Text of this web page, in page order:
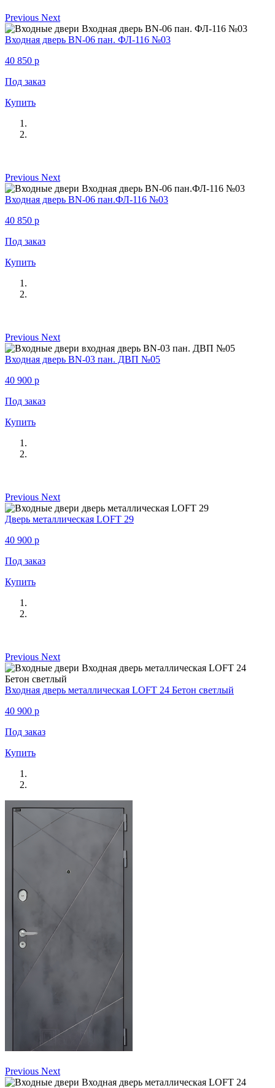
Previous Next
Входная дверь BN-06 пан. ФЛ-116 №03
40 850 p
Под заказ
Купить
Previous Next
Входная дверь BN-06 пан.ФЛ-116 №03
40 850 p
Под заказ
Купить
Previous Next
Входная дверь BN-03 пан. ДВП №05
40 900 p
Под заказ
Купить
Previous Next
Дверь металлическая LOFT 29
40 900 p
Под заказ
Купить
Previous Next
Входная дверь металлическая LOFT 24 Бетон светлый
40 900 p
Под заказ
Купить
Previous Next